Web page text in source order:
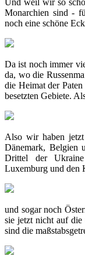
Und weil wir so
Monarchien sind -
noch eine schöne
Da ist noch immer
da, wo die
die Heimat der
besetzten Gebiete.
Also wir haben
Dänemark, Belgien
Drittel der
Luxemburg und den
und sogar noch
sie jetzt nicht auf die
sind die